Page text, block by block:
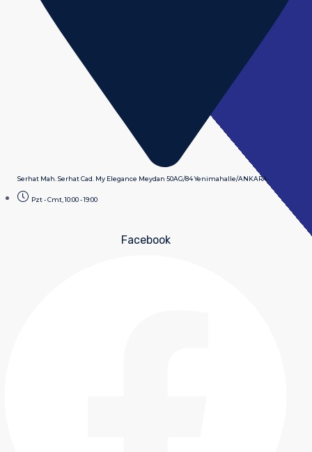
Serhat Mah. Serhat Cad. My Elegance Meydan 50AG/84 Yenimahalle/ANKARA
Pzt - Cmt, 10:00 - 19:00
Facebook